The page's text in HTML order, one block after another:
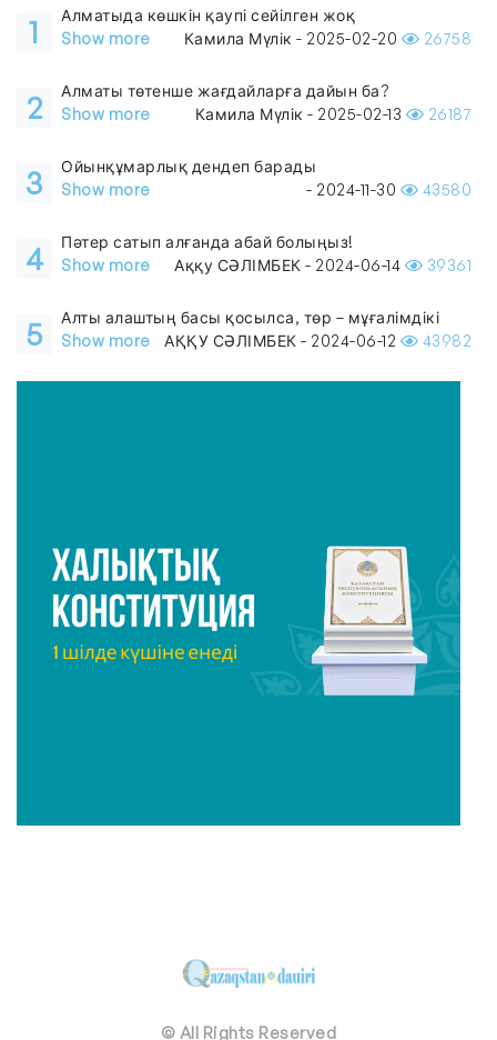
1
Алматыда көшкін қаупі сейілген жоқ
Show more
Камила Мүлік - 2025-02-20 26758
2
Алматы төтенше жағдайларға дайын ба?
Show more
Камила Мүлік - 2025-02-13 26187
3
Ойынқұмарлық дендеп барады
Show more
- 2024-11-30 43580
4
Пәтер сатып алғанда абай болыңыз!
Show more
Аққу СӘЛІМБЕК - 2024-06-14 39361
5
Алты алаштың басы қосылса, төр – мұғалімдікі
Show more
АҚҚУ СӘЛІМБЕК - 2024-06-12 43982
© All Rights Reserved